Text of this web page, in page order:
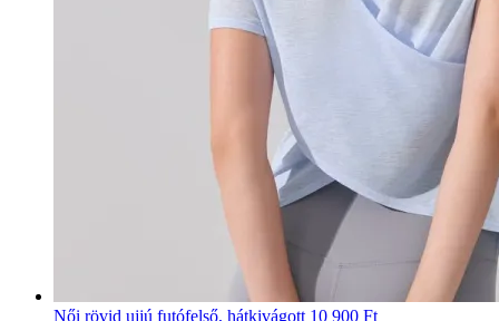
Női rövid ujjú futófelső, hátkivágott 10 900 Ft